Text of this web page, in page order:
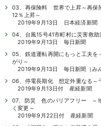
03、再保険料 世界で上昇～再
12％上昇～
2019年9月13日 日本経済新聞
04、台風15号41市町村に災害救
2019年9月13日 毎日新聞
05、鉄道運転再開にもっと工夫
がり～
2019年9月13日 毎日新聞（みん
06、停電長期化 想定外重なる～
2019年9月13日付 産経新聞
07、防災 色のバリアフリー ～
く変更～
2019年9月22日付 産経新聞